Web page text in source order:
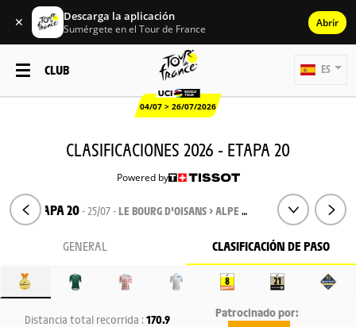
✕ Descarga la aplicación
Sumérgete en el Tour de France Abrir
CLUB
04/07 > 26/07/2026
ES
CLASIFICACIONES 2026 - ETAPA 20
Powered by
ETAPA 20- 25/07 -LE BOURG D'OISANS > ALPE D'HUEZ
GENERAL CLASIFICACIÓN DE PASO
Distancia total recorrida : 170.9
Patrocinado por: